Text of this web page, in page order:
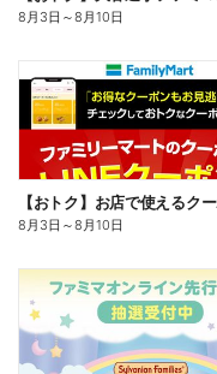
8月3日 ～8月10日
8月3日 ～8月10日